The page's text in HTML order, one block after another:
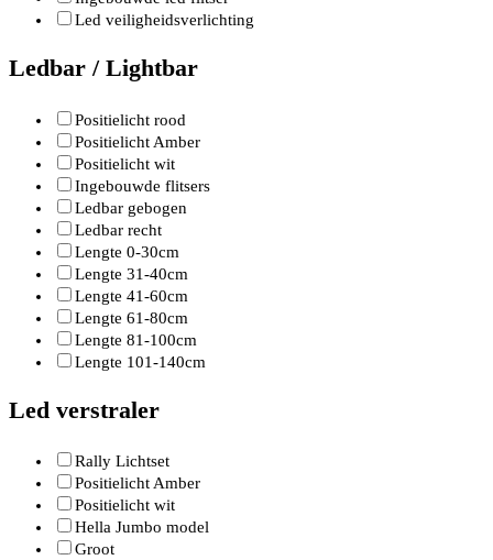
Led veiligheidsverlichting
Ledbar / Lightbar
Positielicht rood
Positielicht Amber
Positielicht wit
Ingebouwde flitsers
Ledbar gebogen
Ledbar recht
Lengte 0-30cm
Lengte 31-40cm
Lengte 41-60cm
Lengte 61-80cm
Lengte 81-100cm
Lengte 101-140cm
Led verstraler
Rally Lichtset
Positielicht Amber
Positielicht wit
Hella Jumbo model
Groot